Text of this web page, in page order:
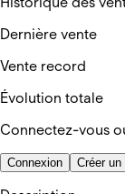
Dernière vente
Vente record
Évolution totale
Connectez-vous
Connexion Créer